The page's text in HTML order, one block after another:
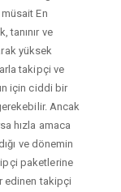
En
tanınır ve
yüksek
takipçi ve
için ciddi bir
Ancak
hızla amaca
ve dönemin
paketlerine
edinen takipçi